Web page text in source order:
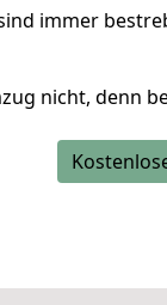
immer
nicht, denn